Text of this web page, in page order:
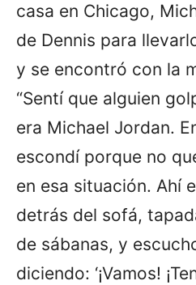
casa en Chicago,
de Dennis para
y se encontró con la
“Sentí que alguien
era Michael Jordan.
escondí porque no
en esa situación. Ahí
detrás del sofá,
de sábanas, y
diciendo: ‘¡Vamos!